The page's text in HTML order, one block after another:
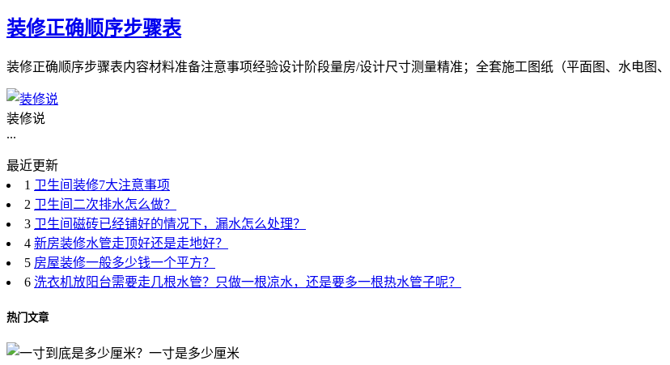
装修正确顺序步骤表
装修正确顺序步骤表内容材料准备注意事项经验设计阶段量房/设计尺寸测量精准；全套施工图纸（平面图、水电图
装修说
...
最近更新
1
卫生间装修7大注意事项
2
卫生间二次排水怎么做？
3
卫生间磁砖已经铺好的情况下，漏水怎么处理？
4 新房装修水管走顶好还是走地好？
5 房屋装修一般多少钱一个平方？
6 洗衣机放阳台需要走几根水管？只做一根凉水，还是要多一根热水管子呢？
热门文章